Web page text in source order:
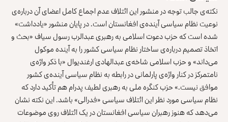
نکته‌ی جالب توجه در منشور این ائتلاف عدم اجماع کامل اعضای آن درباره‌ی
نوعیت نظام سیاسی آینده‌ی افغانستان است. در پایان منشور «یادداشت»
شده است که حزب دعوت اسلامی به رهبری عبدالرب رسول سیاف «بحث و
اتخاذ تصمیم درباره‌ی ساختار نظام سیاسی کشور را به آینده موکول
می‌داند» و حزب اسلامی شاخه‌ی عبدالهادی ارغندیوال «با ذکر واژه‌ی
نامتمرکز در کنار واژه‌ی پارلمانی در رابطه به نظام سیاسی آینده‌ی کشور
موافق نیست.» حزب کنگره ملی به رهبری لطیف پدرام هم تأکید دارد که
نظام سیاسی مورد نظر این ائتلاف سیاسی «فدرالی» باشد. این نکته نشان
می‌دهد که هنوز رهبران سیاسی افغانستان در یک ائتلاف روی موضوعات